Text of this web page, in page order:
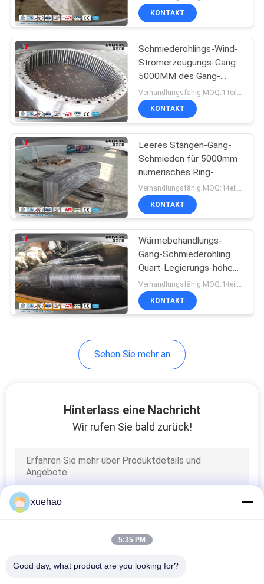
Nitrierungs-Behandlung
KONTAKT
Schmiederohlings-Wind-
Stromerzeugungs-Gang
5000MM des Gang-
34CrNiMo7-
6/18CrNiMo7-6
KONTAKT
Leeres Stangen-Gang-
Schmieden für 5000mm
numerisches Ring-
Walzwerk
Verhandlungsfähig MOQ:1-teilig
KONTAKT
Wärmebehandlungs-
Gang-Schmiederohling
Quart-Legierungs-hohe
Präzisions-Ritzelwelle
Verhandlungsfähig MOQ:1-teilig
KONTAKT
Sehen Sie mehr an
Hinterlass eine Nachricht
Wir rufen Sie bald zurück!
xuehao
5:35 PM
Good day, what product are you looking for?